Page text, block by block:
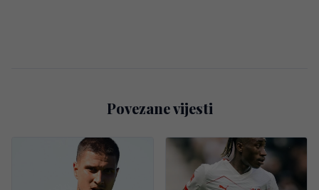
Povezane vijesti